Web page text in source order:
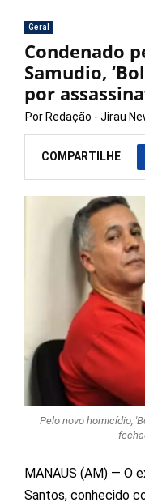
Geral
Condenado
Samudio,
por
Por Redação - Jirau
COMPARTILHE
Pelo novo homicídio,
MANAUS (AM) — O
Santos, conhecido